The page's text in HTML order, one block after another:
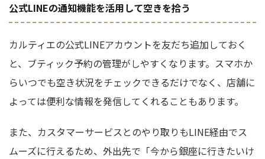
公式LINEの通知機能を活用して空きを拾う
カルティエの公式LINEアカウントを友だち追加しておく
と、ブティック予約の管理がしやすくなります。スマホか
らいつでも空き状況をチェックできるだけでなく、店舗に
よっては便利な情報を発信してくれることもあります。
また、カスタマーサービスとのやり取りもLINE経由でス
ムーズに行えるため、外出先で「今から銀座に行きたいけ